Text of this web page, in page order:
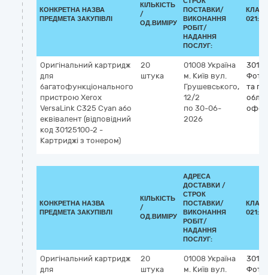
КОНКРЕТНА НАЗВА
ПРЕДМЕТА ЗАКУПІВЛІ
КІЛЬКІСТЬ
/
ОД.ВИМІРУ
ПОСТАВКИ/
ВИКОНАННЯ
РОБІТ/
НАДАННЯ
ПОСЛУГ:
Оригінальний картридж
для
багатофункціонального
пристрою Xerox
VersaLink C325 Cyan або
еквівалент (відповідний
код 30125100-2 -
Картриджі з тонером)
20
штука
01008 Україна
м. Київ вул.
Грушевського,
12/2
по 30-06-
2026
та
КОНКРЕТНА НАЗВА
ПРЕДМЕТА ЗАКУПІВЛІ
КІЛЬКІСТЬ
/
ОД.ВИМІРУ
АДРЕСА
ДОСТАВКИ /
СТРОК
ПОСТАВКИ/
ВИКОНАННЯ
РОБІТ/
НАДАННЯ
ПОСЛУГ:
Оригінальний картридж
для
20
штука
01008 Україна
м. Київ вул.